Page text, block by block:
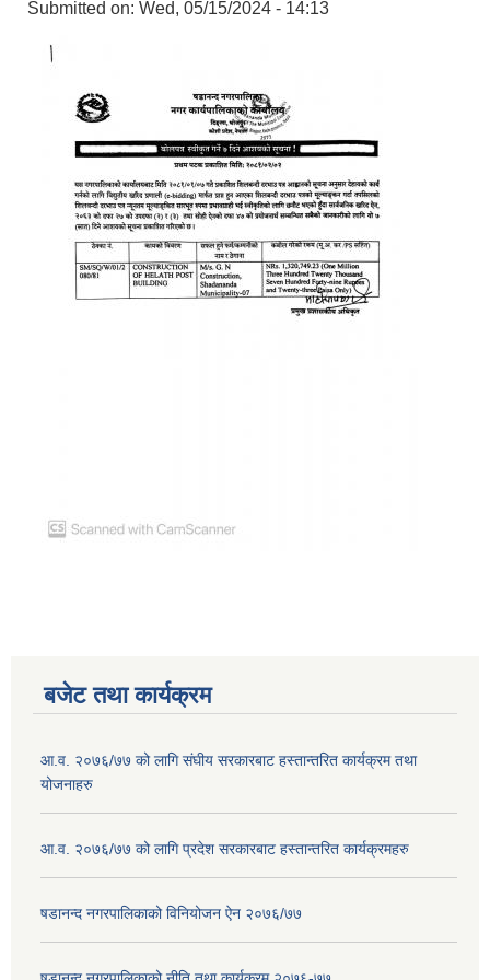
Submitted on: Wed, 05/15/2024 - 14:13
बजेट तथा कार्यक्रम
आ.व. २०७६/७७ को लागि संघीय सरकारबाट हस्तान्तरित कार्यक्रम तथा
योजनाहरु
आ.व. २०७६/७७ को लागि प्रदेश सरकारबाट हस्तान्तरित कार्यक्रमहरु
षडानन्द नगरपालिकाको विनियोजन ऐन २०७६/७७